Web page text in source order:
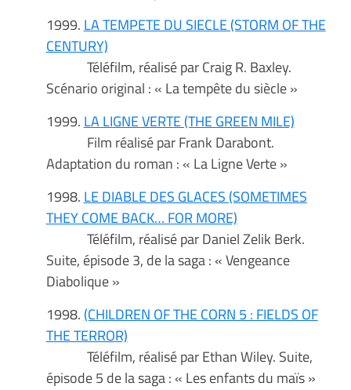
1999. LA TEMPETE DU SIECLE (STORM OF THE
CENTURY)
Téléfilm, réalisé par Craig R. Baxley.
Scénario original : « La tempête du siècle »
1999. LA LIGNE VERTE (THE GREEN MILE)
Film réalisé par Frank Darabont.
Adaptation du roman : « La Ligne Verte »
1998. LE DIABLE DES GLACES (SOMETIMES
THEY COME BACK… FOR MORE)
Téléfilm, réalisé par Daniel Zelik Berk.
Suite, épisode 3, de la saga : « Vengeance
Diabolique »
1998. (CHILDREN OF THE CORN 5 : FIELDS OF
THE TERROR)
Téléfilm, réalisé par Ethan Wiley. Suite,
épisode 5 de la saga : « Les enfants du maïs »